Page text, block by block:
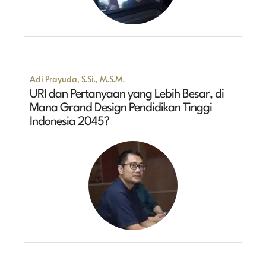
Adi Prayuda, S.Si., M.S.M.
URI dan Pertanyaan yang Lebih Besar, di
Mana Grand Design Pendidikan Tinggi
Indonesia 2045?